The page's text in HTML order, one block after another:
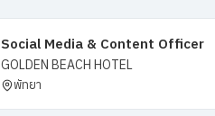
Social Media & Content Officer
GOLDEN BEACH HOTEL
พัทยา